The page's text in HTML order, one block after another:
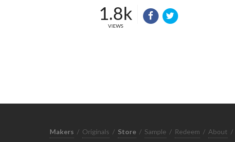
1.8k
VIEWS
Makers / Originals / Store / Sample / Redeem / About /